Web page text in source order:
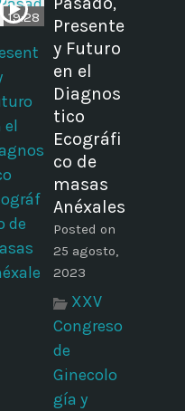
19:28
Presente
y Futuro
en el
Diagnos
tico
Ecográfi
co de
masas
Anéxales
Posted on
25 agosto,
2023
XXV
Congreso
de
Ginecolo
gía y